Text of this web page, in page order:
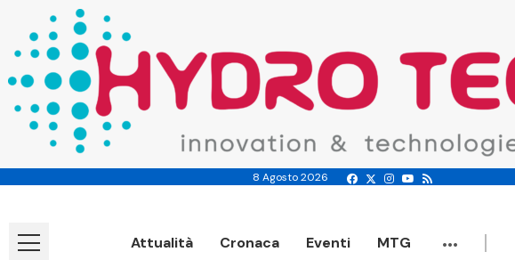
8 Agosto 2026
Attualità Cronaca Eventi MTG ...